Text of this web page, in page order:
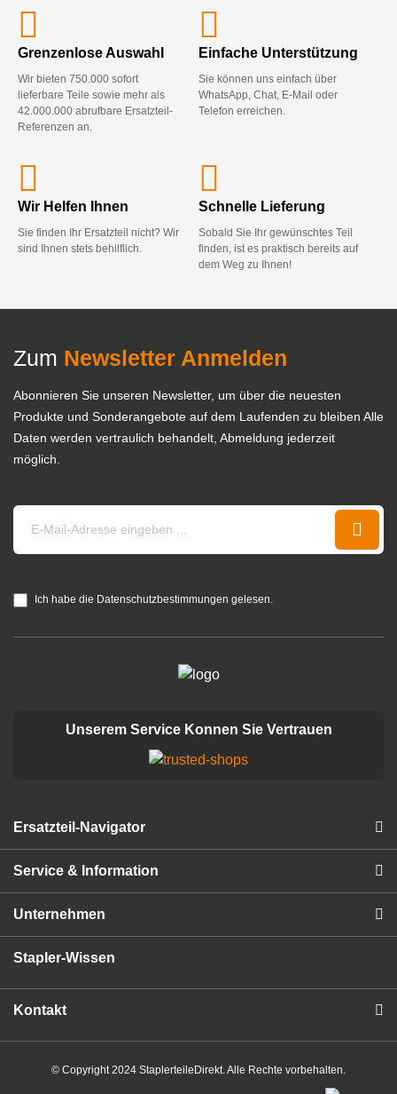
Grenzenlose Auswahl
Wir bieten 750.000 sofort
lieferbare Teile sowie mehr als
42.000.000 abrufbare Ersatzteil-
Referenzen an.
Einfache Unterstützung
Sie können uns einfach über
WhatsApp, Chat, E-Mail oder
Telefon erreichen.
Wir Helfen Ihnen
Sie finden Ihr Ersatzteil nicht? Wir
sind Ihnen stets behilflich.
Schnelle Lieferung
Sobald Sie Ihr gewünschtes Teil
finden, ist es praktisch bereits auf
dem Weg zu Ihnen!
Zum Newsletter Anmelden
Abonnieren Sie unseren Newsletter, um über die neuesten
Produkte und Sonderangebote auf dem Laufenden zu bleiben Alle
Daten werden vertraulich behandelt, Abmeldung jederzeit
möglich.
Ich habe die Datenschutzbestimmungen gelesen.
Unserem Service Konnen Sie Vertrauen
Ersatzteil-Navigator
Service & Information
Unternehmen
Stapler-Wissen
Kontakt
© Copyright 2024 StaplerteileDirekt. Alle Rechte vorbehalten.